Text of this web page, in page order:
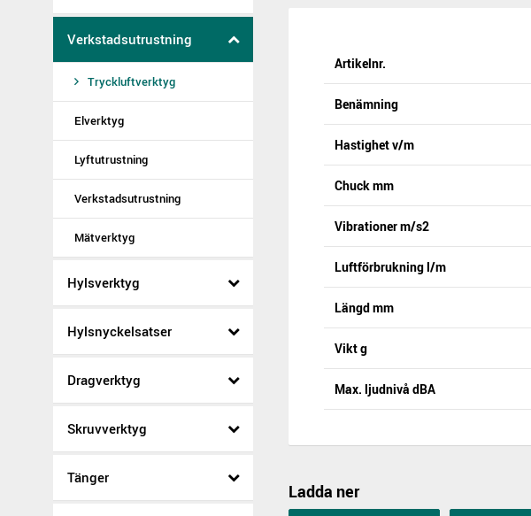
Verkstadsutrustning
Tryckluftverktyg
Elverktyg
Lyftutrustning
Verkstadsutrustning
Mätverktyg
Hylsverktyg
Hylsnyckelsatser
Dragverktyg
Skruvverktyg
Tänger
Artikelnr.
Benämning
Hastighet v/m
Chuck mm
Vibrationer m/s2
Luftförbrukning l/m
Längd mm
Vikt g
Max. ljudnivå dBA
Ladda ner